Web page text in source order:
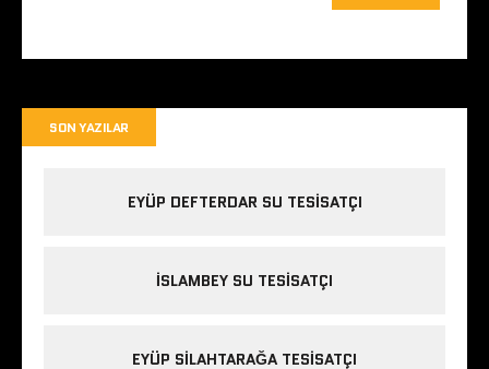
SON YAZILAR
EYÜP DEFTERDAR SU TESISATÇI
İSLAMBEY SU TESISATÇI
EYÜP SILAHTARAĞA TESISATÇI